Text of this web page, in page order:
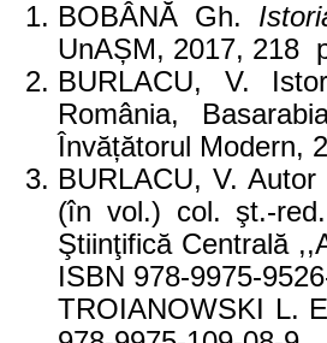
BOBÂNĂ Gh.
UnAȘM, 2017, 218
BURLACU, V.
România,
Învățătorul Modern,
BURLACU, V.
(în vol.) col. şt.-
Ştiinţifică Centrală
ISBN 978-9975-
TROIANOWSKI L.